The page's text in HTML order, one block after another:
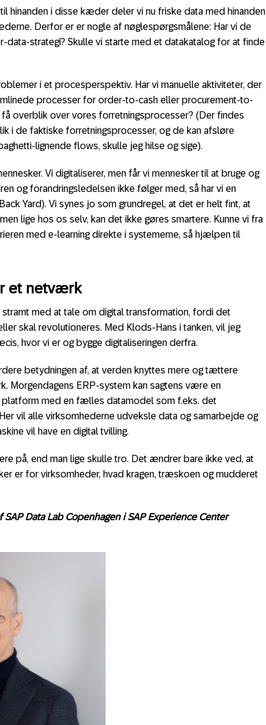
hinanden i disse kæder deler vi nu friske data med hinanden
Derfor er er nogle af nøglespørgsmålene: Har vi de
data-strategi? Skulle vi starte med et datakatalog for at finde
i et procesperspektiv. Har vi manuelle aktiviteter, der
processer for order-to-cash eller procurement-to-
overblik over vores forretningsprocesser? (Der findes
i de faktiske forretningsprocesser, og de kan afsløre
lignende flows, skulle jeg hilse og sige).
Vi digitaliserer, men får vi mennesker til at bruge og
og forandringsledelsen ikke følger med, så har vi en
Yard). Vi synes jo som grundregel, at det er helt fint, at
lige hos os selv, kan det ikke gøres smartere. Kunne vi fra
med e-learning direkte i systemerne, så hjælpen til
et netværk
stramt med at tale om digital transformation, fordi det
skal revolutioneres. Med Klods-Hans i tanken, vil jeg
hvor vi er og bygge digitaliseringen derfra.
betydningen af, at verden knyttes mere og tættere
Morgendagens ERP-system kan sagtens være en
platform med en fælles datamodel som f.eks. det
vil alle virksomhederne udveksle data og samarbejde og
vil have en digital tvilling.
på, end man lige skulle tro. Det ændrer bare ikke ved, at
er for virksomheder, hvad kragen, træskoen og mudderet
SAP Data Lab Copenhagen i SAP Experience Center